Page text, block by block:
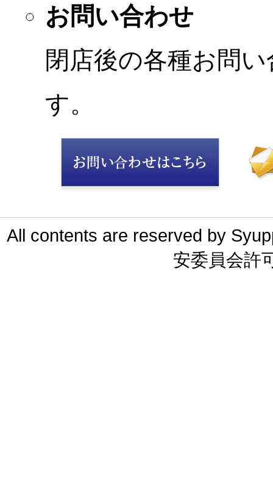
お問い合わせ
閉店後の各種お問
す。
All contents are reserved by
安委員会許